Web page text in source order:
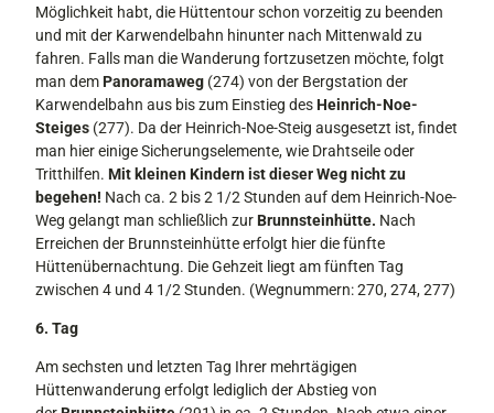
Möglichkeit habt, die Hüttentour schon vorzeitig zu beenden
und mit der Karwendelbahn hinunter nach Mittenwald zu
fahren. Falls man die Wanderung fortzusetzen möchte, folgt
man demPanoramaweg (274) von der Bergsta­tion der
Karwendelbahn aus bis zum Ein­stieg desHeinrich-Noe-
Steiges (277). Da der Heinrich-Noe-Steig ausgesetzt ist, findet
man hier einige Sicherungselemen­te, wie Drahtseile oder
Tritthilfen. Mit kleinen Kindern ist dieser Weg nicht zu
begehen! Nach ca. 2 bis 2 1/2 Stunden auf dem Heinrich-Noe-
Weg gelangt man schließlich zurBrunnsteinhütte. Nach
Erreichen der Brunnsteinhütte erfolgt hier die fünfte
Hüttenübernachtung. Die Geh­zeit liegt am fünften Tag
zwischen 4 und 4 1/2 Stunden. (Wegnummern: 270, 274, 277)
6. Tag
Am sechsten und letzten Tag Ihrer mehr­tägigen
Hüttenwanderung erfolgt lediglich der Abstieg von